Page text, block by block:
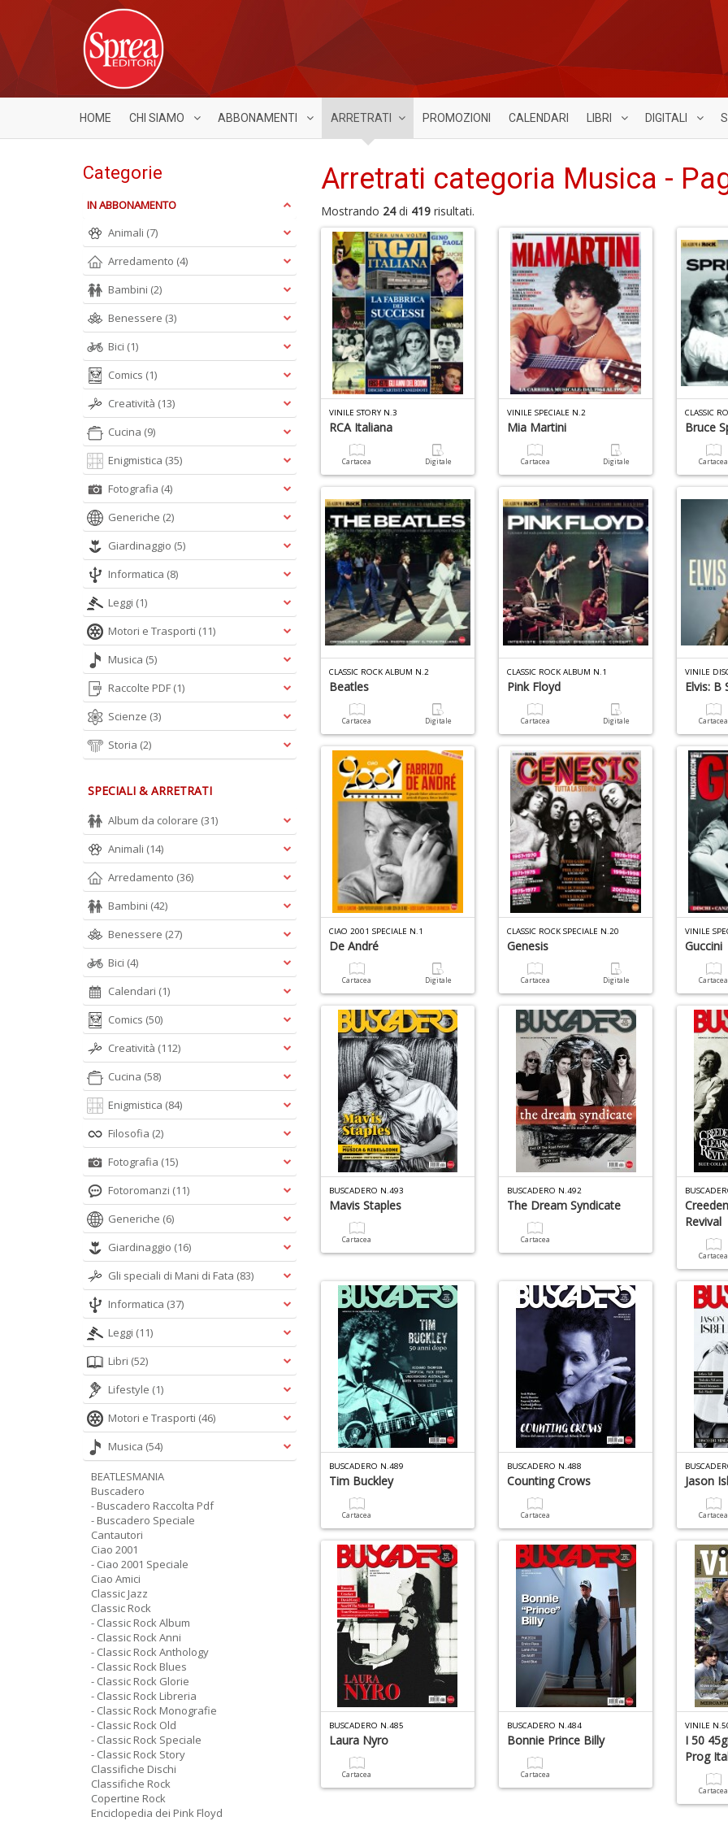
HOME CHI SIAMO ABBONAMENTI ARRETRATI PROMOZIONI CALENDARI LIBRI DIGITALI
Arretrati categoria Musica -
Mostrando 24di 419risultati.
VINILE STORY N.3
RCA Italiana
Cartacea Digitale
VINILE SPECIALE N.2
Mia Martini
Cartacea Digitale
CLASSIC
Bruce
Cartacea
CLASSIC ROCK ALBUM N.2
Beatles
Cartacea Digitale
CLASSIC ROCK ALBUM N.1
Pink Floyd
Cartacea Digitale
VINILE
Elvis: B
Cartacea
CIAO 2001 SPECIALE N.1
De André
Cartacea Digitale
CLASSIC ROCK SPECIALE N.20
Genesis
Cartacea Digitale
VINILE
Guccini
Cartacea
BUSCADERO N.493
Mavis Staples
Cartacea
BUSCADERO N.492
The Dream Syndicate
Cartacea
Revival
Cartacea
BUSCADERO N.489
Tim Buckley
Cartacea
BUSCADERO N.488
Counting Crows
Cartacea
Jason
Cartacea
BUSCADERO N.485
Laura Nyro
Cartacea
BUSCADERO N.484
Bonnie Prince Billy
Cartacea
VINILE
I 50
Prog
Cartacea
Categorie
IN ABBONAMENTO
Animali (7)
Arredamento (4)
Bambini (2)
Benessere (3)
Bici (1)
Comics (1)
Creatività (13)
Cucina (9)
Enigmistica (35)
Fotografia (4)
Generiche (2)
Giardinaggio (5)
Informatica (8)
Leggi (1)
Motori e Trasporti (11)
Musica (5)
Raccolte PDF (1)
Scienze (3)
Storia (2)
SPECIALI & ARRETRATI
Album da colorare (31)
Animali (14)
Arredamento (36)
Bambini (42)
Benessere (27)
Bici (4)
Calendari (1)
Comics (50)
Creatività (112)
Cucina (58)
Enigmistica (84)
Filosofia (2)
Fotografia (15)
Fotoromanzi (11)
Generiche (6)
Giardinaggio (16)
Gli speciali di Mani di Fata (83)
Informatica (37)
Leggi (11)
Libri (52)
Lifestyle (1)
Motori e Trasporti (46)
Musica (54)
BEATLESMANIA
Buscadero
- Buscadero Raccolta Pdf
- Buscadero Speciale
Cantautori
Ciao 2001
- Ciao 2001 Speciale
Ciao Amici
Classic Jazz
Classic Rock
- Classic Rock Album
- Classic Rock Anni
- Classic Rock Anthology
- Classic Rock Blues
- Classic Rock Glorie
- Classic Rock Libreria
- Classic Rock Monografie
- Classic Rock Old
- Classic Rock Speciale
- Classic Rock Story
Classifiche Dischi
Classifiche Rock
Copertine Rock
Enciclopedia dei Pink Floyd